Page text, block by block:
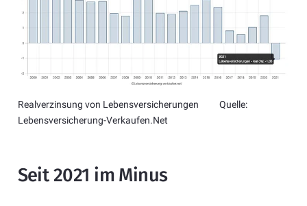
Realverzinsung von Lebensversicherungen Quelle:
Lebensversicherung-Verkaufen.Net
Seit 2021 im Minus